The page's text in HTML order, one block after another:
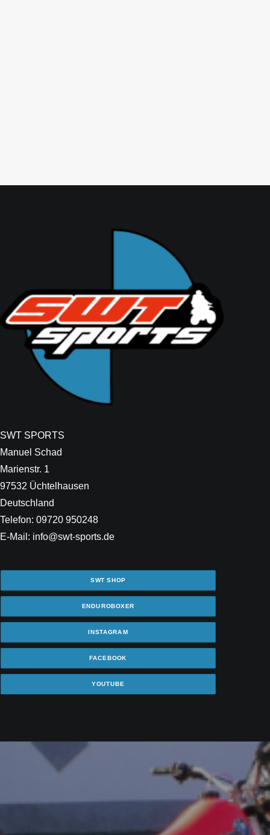
SWT SPORTS
Manuel Schad
Marienstr. 1
97532 Üchtelhausen
Deutschland
Telefon: 09720 950248
E-Mail: info@swt-sports.de
SWT SHOP
ENDUROBOXER
INSTAGRAM
FACEBOOK
YOUTUBE